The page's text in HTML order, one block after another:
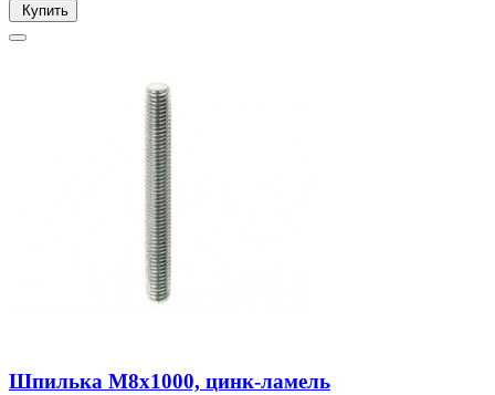
Купить
Шпилька М8х1000, цинк-ламель